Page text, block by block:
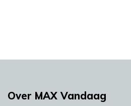
Over MAX Vandaag